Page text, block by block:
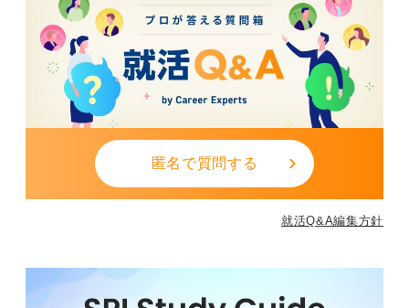
匿名で質問する
就活Q&A編集方針